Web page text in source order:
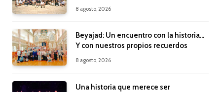
8 agosto, 2026
Beyajad: Un encuentro con la historia…
Y con nuestros propios recuerdos
8 agosto, 2026
Una historia que merece ser